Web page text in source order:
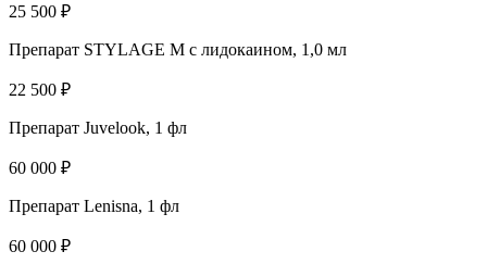
25 500 ₽
Препарат STYLAGE М с лидокаином, 1,0 мл
22 500 ₽
Препарат Juvelook, 1 фл
60 000 ₽
Препарат Lenisna, 1 фл
60 000 ₽